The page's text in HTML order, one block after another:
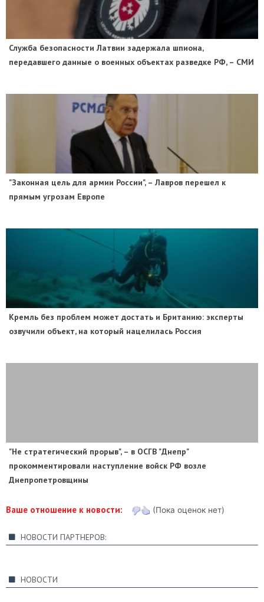
Служба безопасности Латвии задержала шпиона,
передавшего данные о военных объектах разведке РФ, – СМИ
"Законная цель для армии России", – Лавров перешел к
прямым угрозам Европе
​Кремль без проблем может достать и Британию: эксперты
озвучили объект, на который нацелилась Россия
"Не стратегический прорыв", – в ОСГВ "Днепр"
прокомментировали наступление войск РФ возле
Днепропетровщины
Ваше отношение к новости: (Пока оценок нет)
НОВОСТИ ПАРТНЕРОВ:
НОВОСТИ